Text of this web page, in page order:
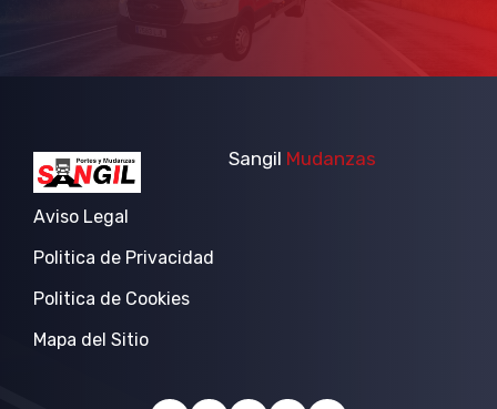
Sangil Mudanzas
Aviso Legal
Politica de Privacidad
Politica de Cookies
Mapa del Sitio